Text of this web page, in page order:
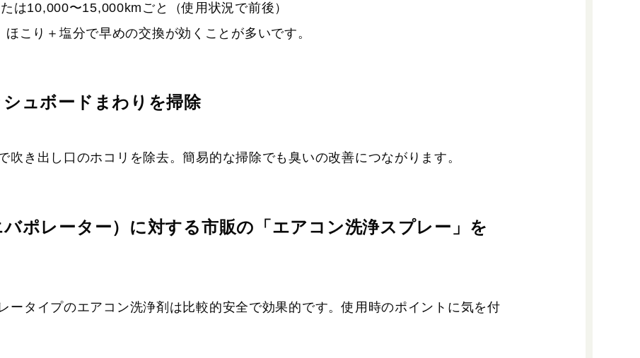
は10,000〜15,000kmごと（使用状況で前後）
こり＋塩分で早めの交換が効くことが多いです。
ュボードまわりを掃除
吹き出し口のホコリを除去。簡易的な掃除でも臭いの改善につながります。
ポレーター）に対する市販の「エアコン洗浄スプレー」を
ータイプのエアコン洗浄剤は比較的安全で効果的です。使用時のポイントに気を付